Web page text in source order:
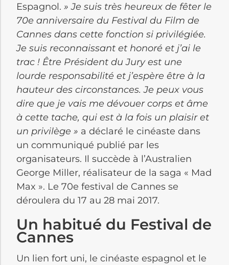
Espagnol. » Je suis très heureux de fêter le
70e anniversaire du Festival du Film de
Cannes dans cette fonction si privilégiée.
Je suis reconnaissant et honoré et j’ai le
trac ! Être Président du Jury est une
lourde responsabilité et j’espère être à la
hauteur des circonstances. Je peux vous
dire que je vais me dévouer corps et âme
à cette tache, qui est à la fois un plaisir et
un privilège » a déclaré le cinéaste dans
un communiqué publié par les
organisateurs. Il succède à l’Australien
George Miller, réalisateur de la saga « Mad
Max ». Le 70e festival de Cannes se
déroulera du 17 au 28 mai 2017.
Un habitué du Festival de
Cannes
Un lien fort uni, le cinéaste espagnol et le